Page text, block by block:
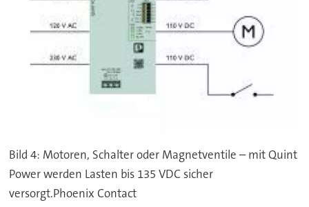
Bild 4: Motoren, Schalter oder Magnetventile – mit Quint
Power werden Lasten bis 135 VDC sicher
versorgt.Phoenix Contact